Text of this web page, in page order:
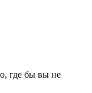
где бы вы не